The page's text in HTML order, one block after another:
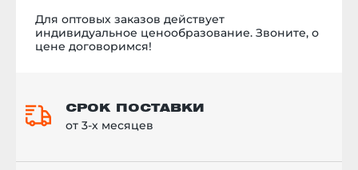
Для оптовых заказов действует
индивидуальное ценообразование. Звоните, о
цене договоримся!
СРОК ПОСТАВКИ
от 3-х месяцев